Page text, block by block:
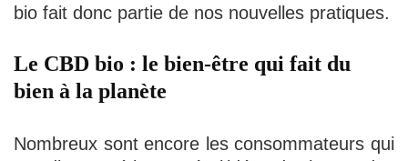
bio fait donc partie de nos nouvelles pratiques.
Le CBD bio : le bien-être qui fait du
bien à la planète
Nombreux sont encore les consommateurs qui